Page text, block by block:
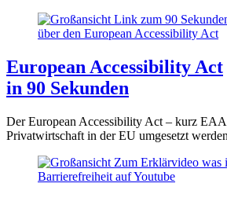
European Accessibility Act
in 90 Sekunden
Der European Accessibility Act – kurz
Privatwirtschaft in der EU umgesetzt